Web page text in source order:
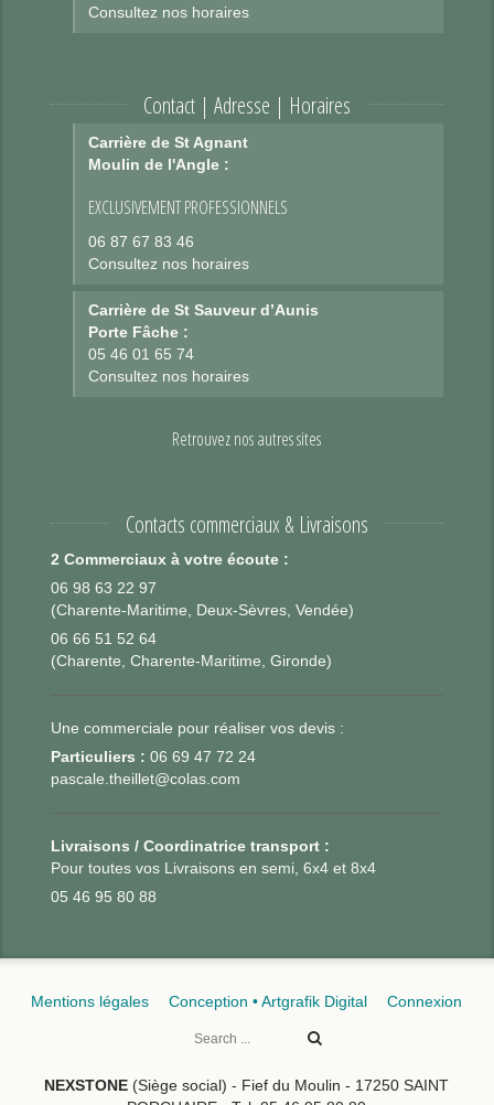
Consultez nos horaires
Contact | Adresse | Horaires
Carrière de St Agnant
Moulin de l'Angle :
EXCLUSIVEMENT PROFESSIONNELS
06 87 67 83 46
Consultez nos horaires
Carrière de St Sauveur d’Aunis
Porte Fâche :
05 46 01 65 74
Consultez nos horaires
Retrouvez nos autres sites
Contacts commerciaux & Livraisons
2 Commerciaux à votre écoute :
06 98 63 22 97
(Charente-Maritime, Deux-Sèvres, Vendée)
06 66 51 52 64
(Charente, Charente-Maritime, Gironde)
Une commerciale pour réaliser vos devis :
Particuliers : 06 69 47 72 24
pascale.theillet@colas.com
Livraisons / Coordinatrice transport :
Pour toutes vos Livraisons en semi, 6x4 et 8x4
05 46 95 80 88
Mentions légales Conception • Artgrafik Digital Connexion
NEXSTONE (Siège social) - Fief du Moulin - 17250 SAINT